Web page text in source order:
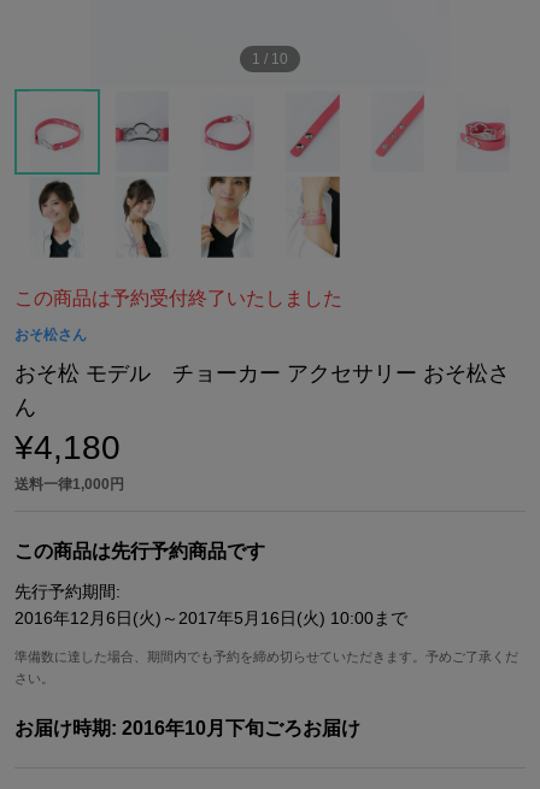
1 / 10
この商品は予約受付終了いたしました
おそ松さん
おそ松 モデル チョーカー アクセサリー おそ松さ
ん
¥4,180
送料一律1,000円
この商品は先行予約商品です
先行予約期間:
2016年12月6日(火)～2017年5月16日(火) 10:00まで
準備数に達した場合、期間内でも予約を締め切らせていただきます。予めご了承くだ
さい。
お届け時期: 2016年10月下旬ごろお届け